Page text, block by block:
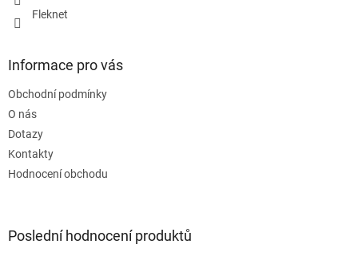
Fleknet
Informace pro vás
Obchodní podmínky
O nás
Dotazy
Kontakty
Hodnocení obchodu
Poslední hodnocení produktů